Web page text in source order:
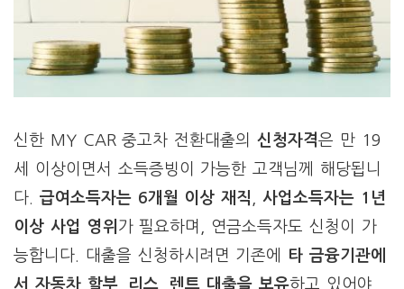
신한 MY CAR 중고차 전환대출의 신청자격은 만 19
세 이상이면서 소득증빙이 가능한 고객님께 해당됩니
다. 급여소득자는 6개월 이상 재직
사업소득자는 1년
이상 사업 영위 가 필요하며, 연금소득자도 신청이 가
능합니다. 대출을 신청하시려면 기존에 타 금융기관에
서 자동차 할부, 리스, 렌트 대출을 보유하고 있어야